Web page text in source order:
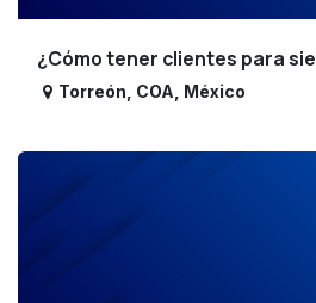
¿Cómo tener clientes para
Torreón COA México